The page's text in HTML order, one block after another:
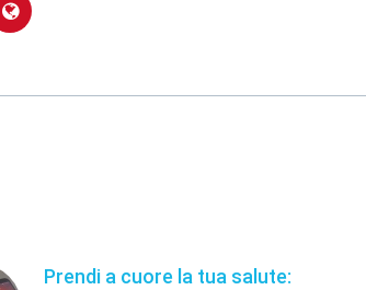
Prendi a cuore la tua salute: